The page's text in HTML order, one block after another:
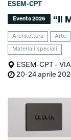
ESEM-CPT
Evento 2026 “Il
Architettura Arte
Materiali speciali
ESEM-CPT -
20-24 aprile